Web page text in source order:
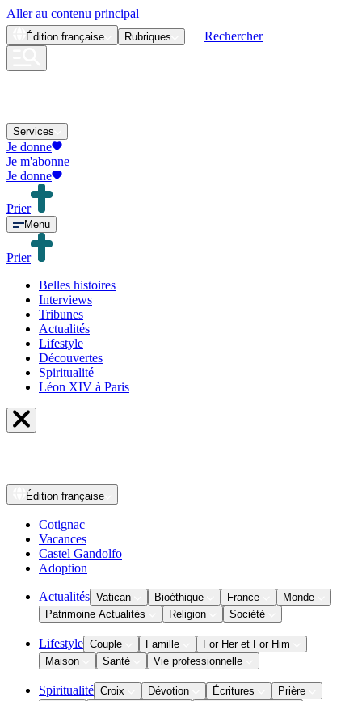
Aller au contenu principal
Édition française Rubriques Rechercher
Services
Je donne
Je m'abonne
Je donne
Prier
Menu
Prier
Belles histoires
Interviews
Tribunes
Actualités
Lifestyle
Découvertes
Spiritualité
Léon XIV à Paris
Édition française
Cotignac
Vacances
Castel Gandolfo
Adoption
Actualités Vatican Bioéthique France
Monde
Patrimoine Actualités
Religion Société
Lifestyle Couple Famille
For Her et For Him
Maison
Santé Vie professionnelle
Spiritualité Croix Dévotion Écritures
Prière